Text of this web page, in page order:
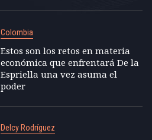
Colombia
Estos son los retos en materia
económica que enfrentará De la
Espriella una vez asuma el
poder
Delcy Rodríguez